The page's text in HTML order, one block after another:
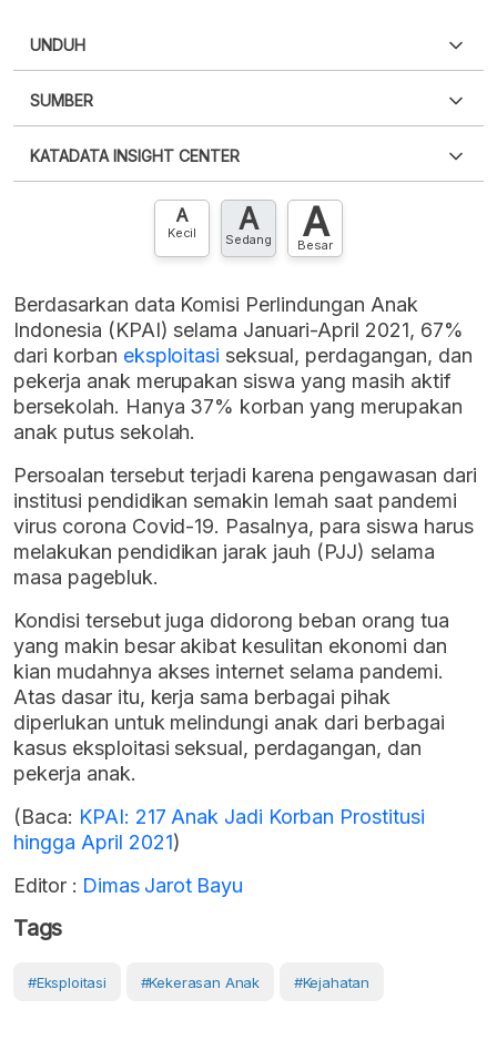
UNDUH
XLS
SUMBER
punya akun?Silakan Daftar sekarang
KATADATA INSIGHT CENTER
Hubungi sekarang »
A
Kecil A
Sedang A
Besar
Berdasarkan data Komisi Perlindungan Anak
Indonesia (KPAI) selama Januari-April 2021, 67%
dari korban eksploitasi seksual, perdagangan, dan
pekerja anak merupakan siswa yang masih aktif
bersekolah. Hanya 37% korban yang merupakan
anak putus sekolah.
Persoalan tersebut terjadi karena pengawasan dari
institusi pendidikan semakin lemah saat pandemi
virus corona Covid-19. Pasalnya, para siswa harus
melakukan pendidikan jarak jauh (PJJ) selama
masa pagebluk.
Kondisi tersebut juga didorong beban orang tua
yang makin besar akibat kesulitan ekonomi dan
kian mudahnya akses internet selama pandemi.
Atas dasar itu, kerja sama berbagai pihak
diperlukan untuk melindungi anak dari berbagai
kasus eksploitasi seksual, perdagangan, dan
pekerja anak.
(Baca: KPAI: 217 Anak Jadi Korban Prostitusi
hingga April 2021)
Editor : Dimas Jarot Bayu
Tags
#Eksploitasi #Kekerasan Anak #Kejahatan